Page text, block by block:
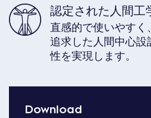
認定された人間工
直感的で使いやす
追求した人間中心
性を実現します。
Download